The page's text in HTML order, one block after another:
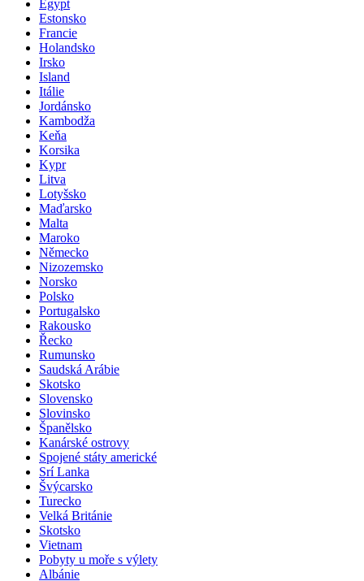
Egypt
Estonsko
Francie
Holandsko
Irsko
Island
Itálie
Jordánsko
Kambodža
Keňa
Korsika
Kypr
Litva
Lotyšsko
Maďarsko
Malta
Maroko
Německo
Nizozemsko
Norsko
Polsko
Portugalsko
Rakousko
Řecko
Rumunsko
Saudská Arábie
Skotsko
Slovensko
Slovinsko
Španělsko
Kanárské ostrovy
Spojené státy americké
Srí Lanka
Švýcarsko
Turecko
Velká Británie
Skotsko
Vietnam
Pobyty u moře s výlety
Albánie